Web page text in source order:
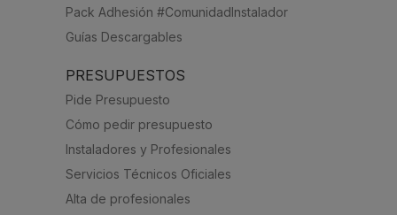
Pack Adhesión #ComunidadInstalador
Guías Descargables
PRESUPUESTOS
Pide Presupuesto
Cómo pedir presupuesto
Instaladores y Profesionales
Servicios Técnicos Oficiales
Alta de profesionales